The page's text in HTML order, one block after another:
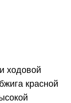
ходовой
красной